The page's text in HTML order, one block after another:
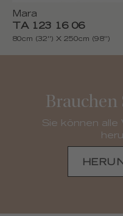
Mara
TA 123 16 06
80cm (32'') X 250cm (98'')
Brauchen
Sie können alle